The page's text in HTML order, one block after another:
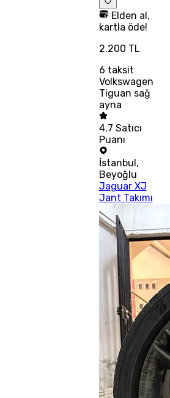
Elden al,
kartla öde!
2.200 TL
6 taksit
Volkswagen
Tiguan sağ
ayna
4.7 Satıcı
Puanı
İstanbul,
Beyoğlu
Jaguar XJ
Jant Takımı